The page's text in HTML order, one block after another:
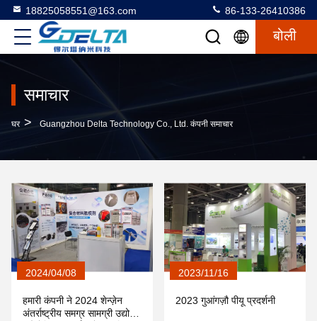
18825058551@163.com 86-133-26410386
बोली
समाचार
घर > Guangzhou Delta Technology Co., Ltd. कंपनी समाचार
2024/04/08
हमारी कंपनी ने 2024 शेन्ज़ेन
अंतर्राष्ट्रीय समग्र सामग्री उद्योग
2023/11/16
2023 गुआंगज़ौ पीयू प्रदर्शनी